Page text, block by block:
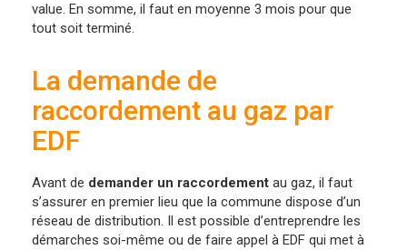
value. En somme, il faut en moyenne 3 mois pour que
tout soit terminé.
La demande de
raccordement au gaz par
EDF
Avant de demander un raccordement au gaz, il faut
s’assurer en premier lieu que la commune dispose d’un
réseau de distribution. Il est possible d’entreprendre les
démarches soi-même ou de faire appel à EDF qui met à